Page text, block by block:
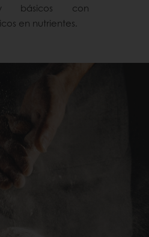
básicos con
en nutrientes.